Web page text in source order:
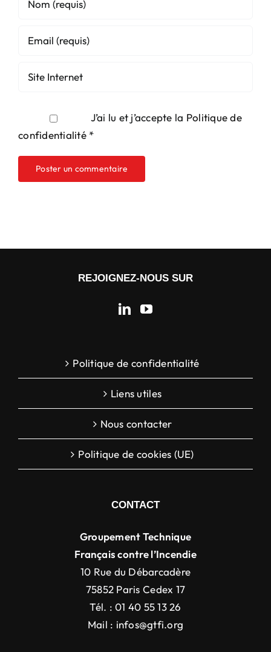
J’ai lu et j’accepte la Politique de
confidentialité *
REJOIGNEZ-NOUS SUR
Politique de confidentialité
Liens utiles
Nous contacter
Politique de cookies (UE)
CONTACT
Groupement Technique
Français contre l’Incendie
10 Rue du Débarcadère
75852 Paris Cedex 17
Tél. : 01 40 55 13 26
Mail : infos@gtfi.org